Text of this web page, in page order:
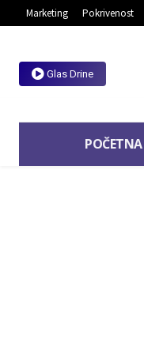
Marketing Pokrivenost
Glas Drine
POČETNA